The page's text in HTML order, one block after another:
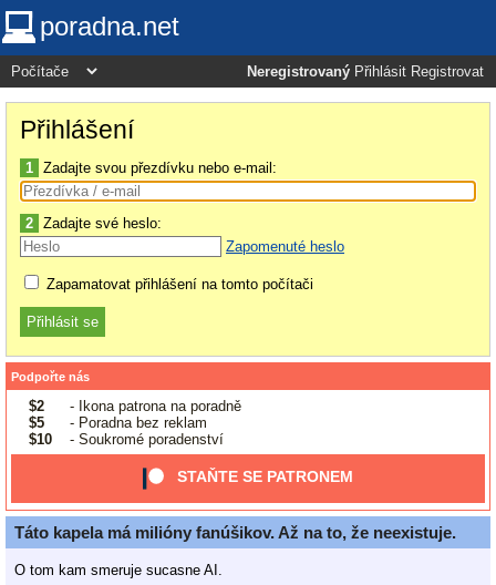
poradna.net
Neregistrovaný Přihlásit Registrovat
Přihlášení
1 Zadajte svou přezdívku nebo e-mail:
2 Zadajte své heslo:
Zapomenuté heslo
Zapamatovat přihlášení na tomto počítači
Podpořte nás
$2
- Ikona patrona na poradně
$5
- Poradna bez reklam
$10
- Soukromé poradenství
STAŇTE SE PATRONEM
Táto kapela má milióny fanúšikov. Až na to, že neexistuje.
O tom kam smeruje sucasne AI.